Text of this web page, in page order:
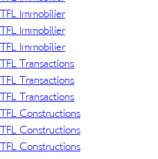
TFL Immobilier
TFL Immobilier
TFL Immobilier
TFL Transactions
TFL Transactions
TFL Transactions
TFL Constructions
TFL Constructions
TFL Constructions